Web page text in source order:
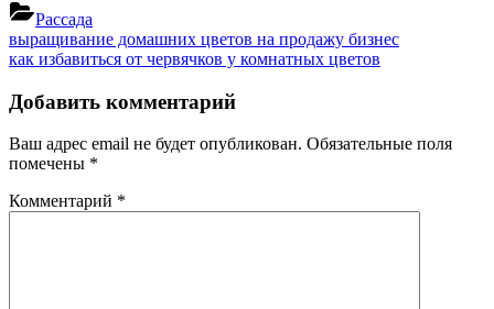
Рассада
Навигация
по
записям
Previous
Post:
выращивание домашних цветов на продажу бизнес
Next
как избавиться от червячков у комнатных цветов
Добавить комментарий
Ваш адрес email не будет опубликован. Обязательные поля
помечены *
Комментарий *